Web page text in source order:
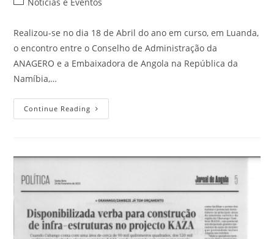
Realizou-se no dia 18 de Abril do ano em curso, em Luanda,
o encontro entre o Conselho de Administração da
ANAGERO e a Embaixadora de Angola na República da
Namíbia,…
Continue Reading